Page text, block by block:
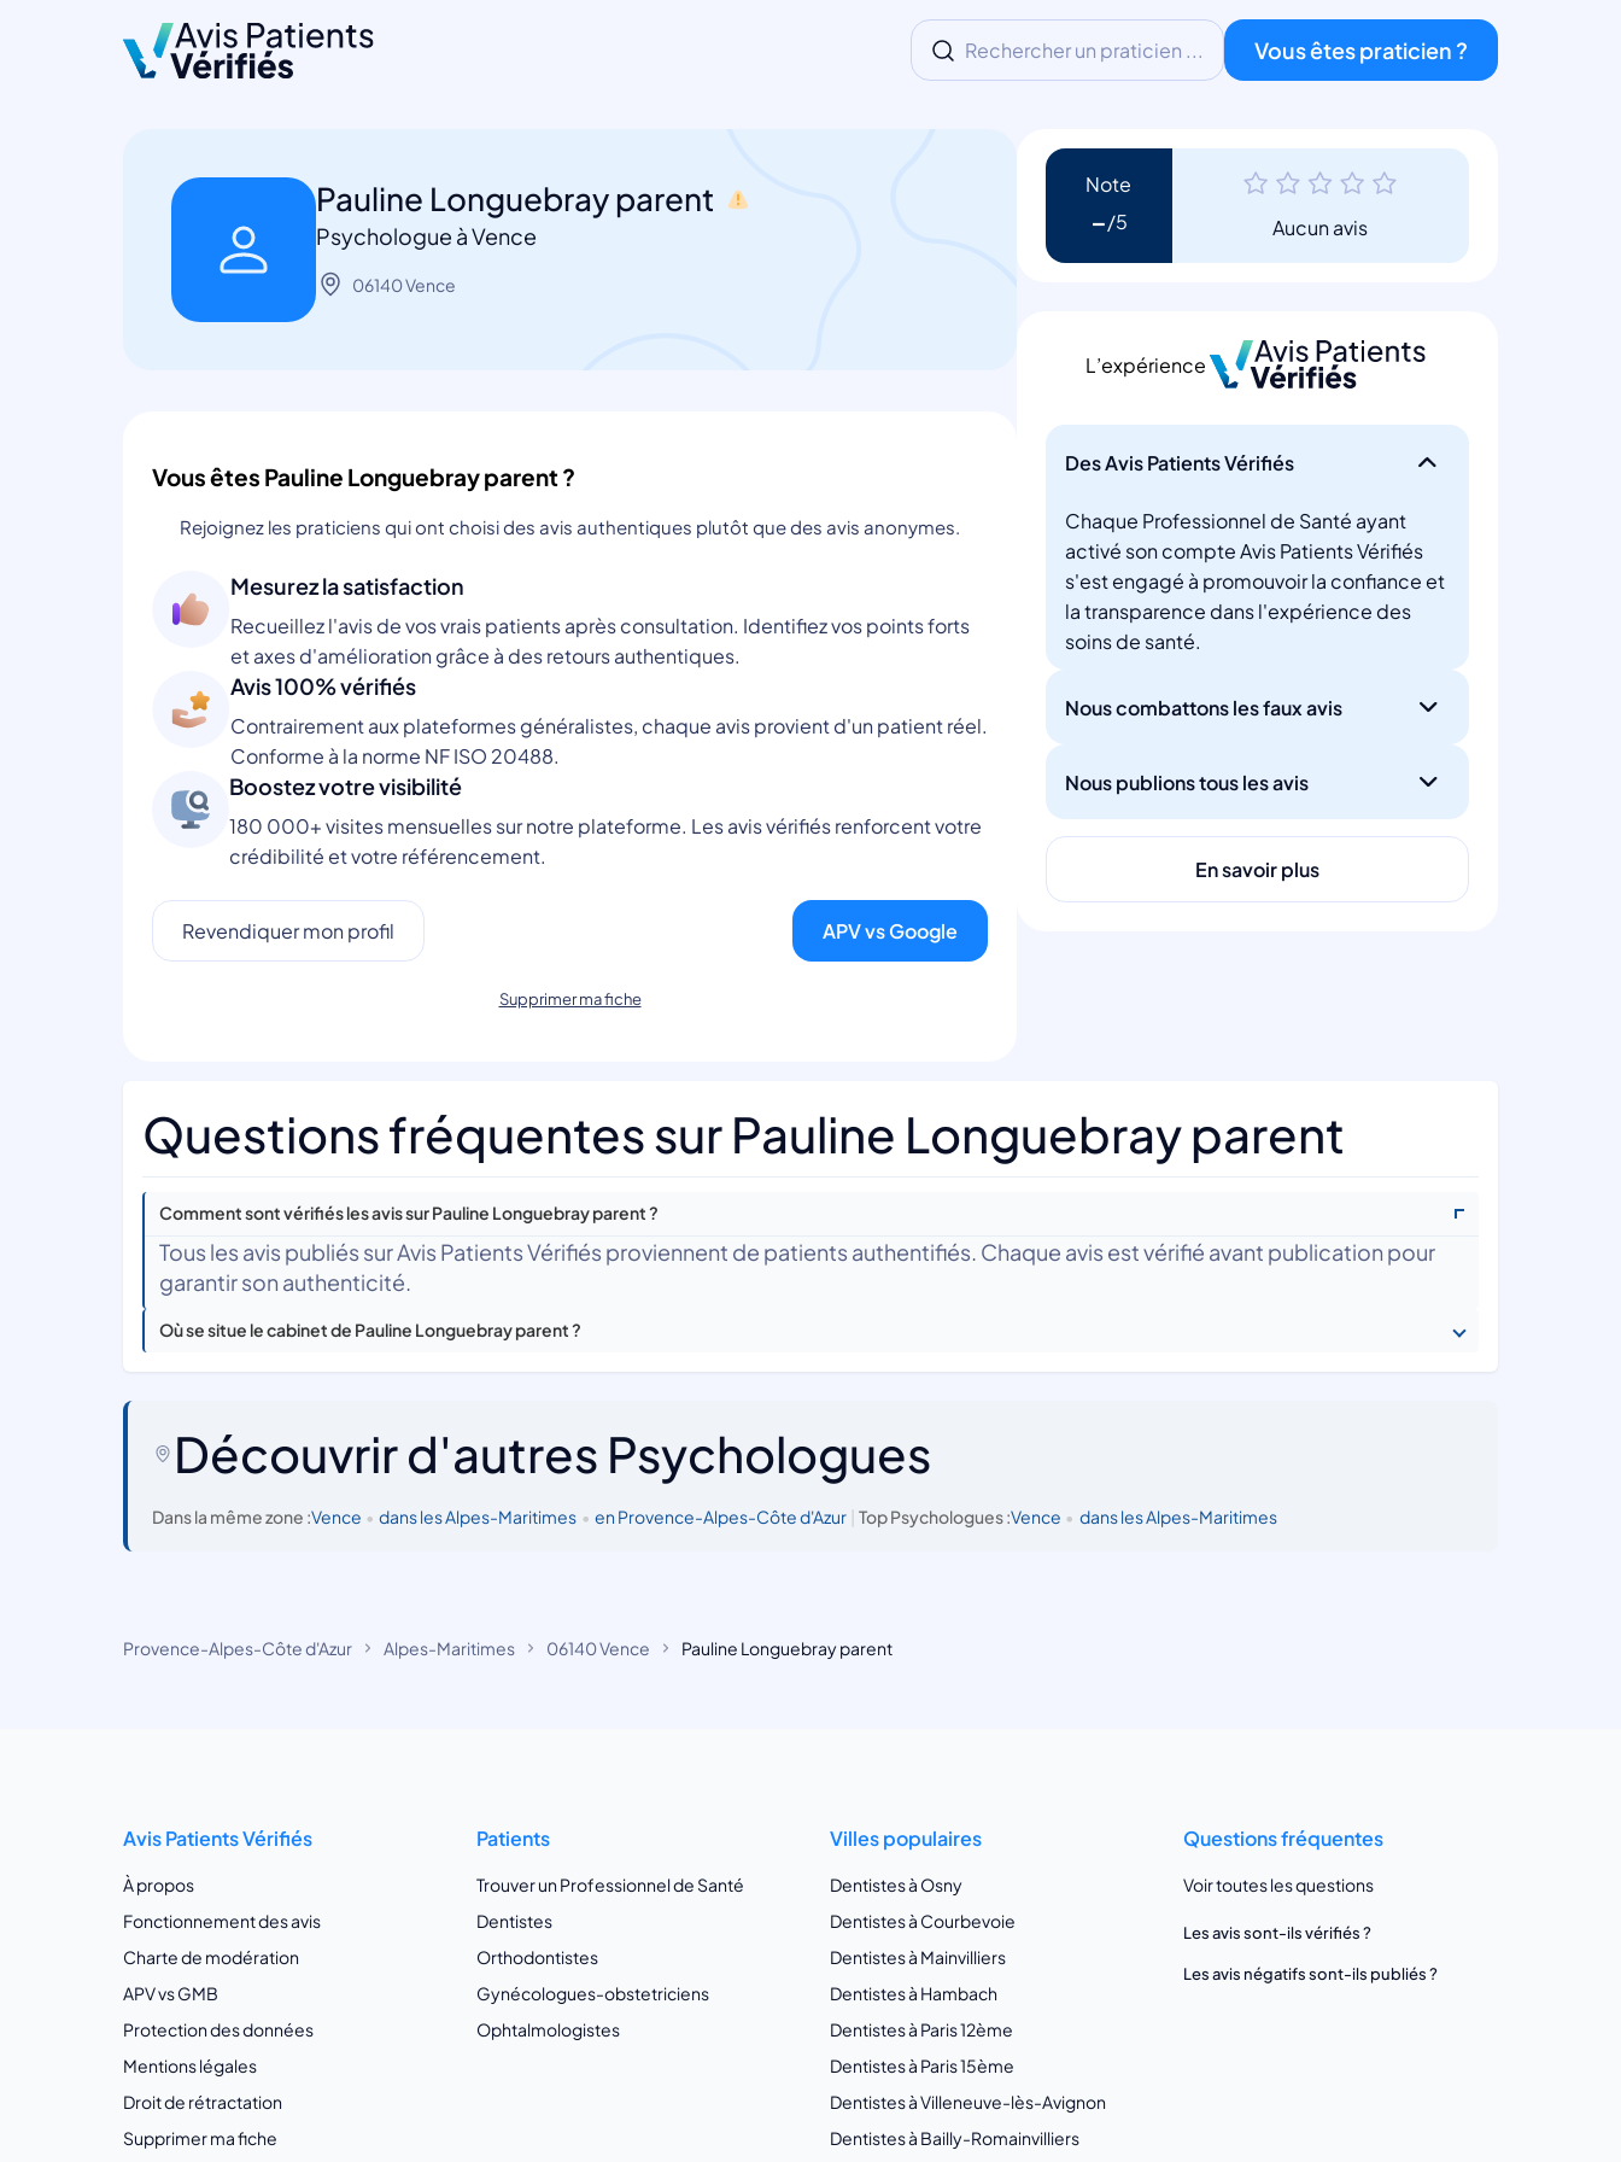
Rechercher un praticien ... Vous êtes praticien ?
Pauline Longuebray parent
Psychologue à Vence
06140 Vence
Vous êtes Pauline Longuebray parent ?
Rejoignez les praticiens qui ont choisi des avis authentiques plutôt que des avis anonymes.
Mesurez la satisfaction
Recueillez l'avis de vos vrais patients après consultation. Identifiez vos points forts
et axes d'amélioration grâce à des retours authentiques.
Avis 100% vérifiés
Contrairement aux plateformes généralistes, chaque avis provient d'un patient réel.
Conforme à la norme NF ISO 20488.
Boostez votre visibilité
180 000+ visites mensuelles sur notre plateforme. Les avis vérifiés renforcent votre
crédibilité et votre référencement.
Revendiquer mon profil APV vs Google
Supprimer ma fiche
Note
- Aucun avis
L’expérience
Des Avis Patients Vérifiés
Chaque Professionnel de Santé ayant
activé son compte Avis Patients Vérifiés
s'est engagé à promouvoir la confiance et
la transparence dans l'expérience des
soins de santé.
Nous combattons les faux avis
Nous publions tous les avis
En savoir plus
Questions fréquentes sur Pauline Longuebray parent
Comment sont vérifiés les avis sur Pauline Longuebray parent ?
Tous les avis publiés sur Avis Patients Vérifiés proviennent de patients authentifiés. Chaque avis est vérifié avant publication pour
garantir son authenticité.
Où se situe le cabinet de Pauline Longuebray parent ?
Découvrir d'autres Psychologues
Dans la même zone :Vence • dans les Alpes-Maritimes • en Provence-Alpes-Côte d'Azur | Top Psychologues :Vence • dans les Alpes-Maritimes
Provence-Alpes-Côte d'Azur Alpes-Maritimes 06140 Vence Pauline Longuebray parent
Avis Patients Vérifiés
À propos
Fonctionnement des avis
Charte de modération
APV vs GMB
Protection des données
Mentions légales
Droit de rétractation
Supprimer ma fiche
Patients
Trouver un Professionnel de Santé
Dentistes
Orthodontistes
Gynécologues-obstetriciens
Ophtalmologistes
Villes populaires
Dentistes à Osny
Dentistes à Courbevoie
Dentistes à Mainvilliers
Dentistes à Hambach
Dentistes à Paris 12ème
Dentistes à Paris 15ème
Dentistes à Villeneuve-lès-Avignon
Dentistes à Bailly-Romainvilliers
Questions fréquentes
Voir toutes les questions
Les avis sont-ils vérifiés ?
Les avis négatifs sont-ils publiés ?